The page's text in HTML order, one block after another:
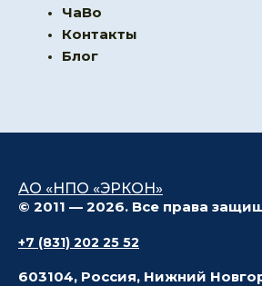
ЧаВо
Контакты
Блог
АО «НПО «ЭРКОН»
© 2011 — 2026. Все права
+7 (831) 202 25 52
603104, Россия, Нижний